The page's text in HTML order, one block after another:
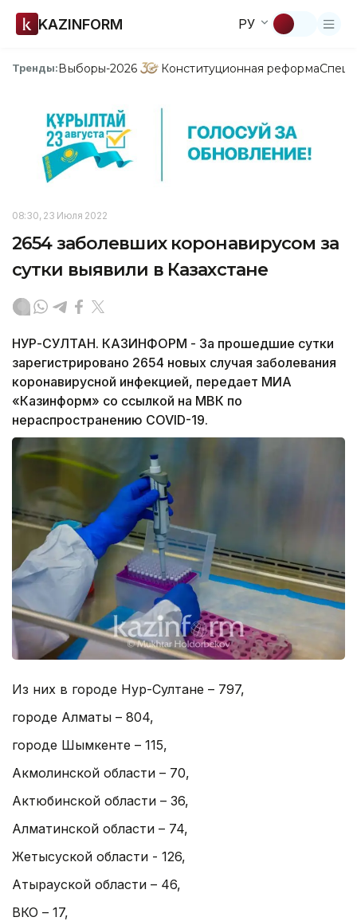
KAZINFORM РУ
Тренды:Выборы-2026 Конституционная реформа
08:30, 23 Июля 2022
2654 заболевших коронавирусом за
сутки выявили в Казахстане
НУР-СУЛТАН. КАЗИНФОРМ - За прошедшие сутки
зарегистрировано 2654 новых случая заболевания
коронавирусной инфекцией, передает МИА
«Казинформ» со ссылкой на МВК по
нераспространению COVID-19.
Из них в городе Нур-Султане – 797,
городе Алматы – 804,
городе Шымкенте – 115,
Акмолинской области – 70,
Актюбинской области – 36,
Алматинской области – 74,
Жетысуской области - 126,
Атырауской области – 46,
ВКО – 17,